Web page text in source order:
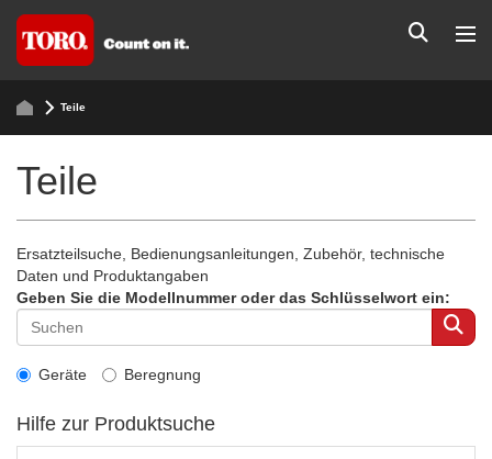
Teile
Teile
Ersatzteilsuche, Bedienungsanleitungen, Zubehör, technische
Daten und Produktangaben
Geben Sie die Modellnummer oder das Schlüsselwort ein:
Geräte Beregnung
Hilfe zur Produktsuche